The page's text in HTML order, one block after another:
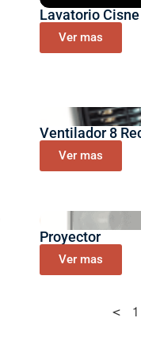
Lavatorio Cisne
Ver mas
Ventilador 8
Ver mas
Proyector
Ver mas
< 1